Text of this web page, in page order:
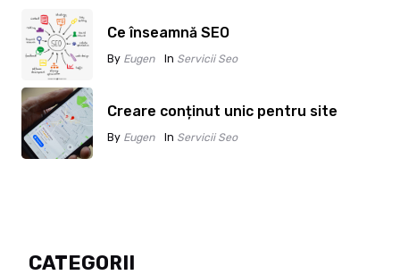
Ce înseamnă SEO
By Eugen In Servicii Seo
Creare conținut unic pentru site
By Eugen In Servicii Seo
CATEGORII